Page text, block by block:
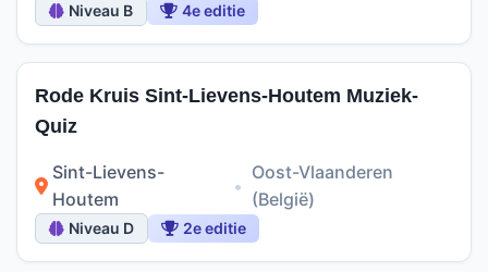
Niveau B 4e editie
Rode Kruis Sint-Lievens-Houtem Muziek-
Quiz
Sint-Lievens-
Houtem
•
Oost-Vlaanderen
(België)
Niveau D 2e editie